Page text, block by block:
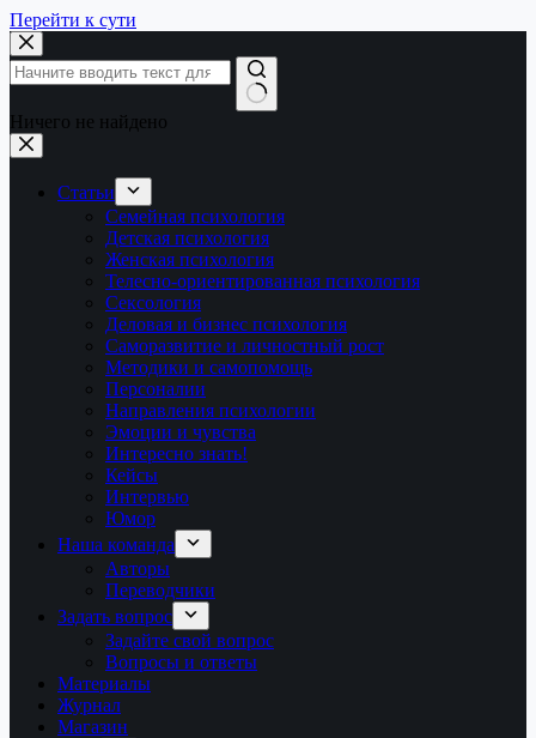
Перейти к сути
Ничего не найдено
Статьи
Семейная психология
Детская психология
Женская психология
Телесно-ориентированная психология
Сексология
Деловая и бизнес психология
Саморазвитие и личностный рост
Методики и самопомощь
Персоналии
Направления психологии
Эмоции и чувства
Интересно знать!
Кейсы
Интервью
Юмор
Наша команда
Авторы
Переводчики
Задать вопрос
Задайте свой вопрос
Вопросы и ответы
Материалы
Журнал
Магазин